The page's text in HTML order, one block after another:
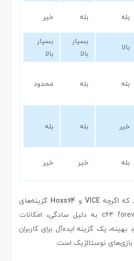
بله بله خیر
بالا
بسیار
بالا
بسیار
بالا
بله بله محدود
خیر بله بله
بله خیر خیر
اگرچه VICEو Hoxs64 گزینه‌های
رایگانی هستند، اما c64 forever به دلیل سادگی، امکانات
یک گزینه ایده‌آل برای کاربران
نوستالژیک است.